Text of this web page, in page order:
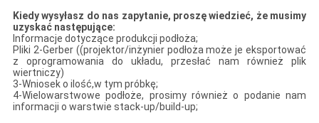
Kiedy wysyłasz do nas zapytanie, proszę wiedzieć, że musimy
uzyskać następujące:
Informacje dotyczące produkcji podłoża;
Pliki 2-Gerber ((projektor/inżynier podłoża może je eksportować
z oprogramowania do układu, przesłać nam również plik
wiertniczy)
3-Wniosek o ilość,w tym próbkę;
4-Wielowarstwowe podłoże, prosimy również o podanie nam
informacji o warstwie stack-up/build-up;